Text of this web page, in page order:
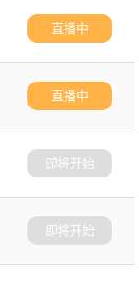
直播中
直播中
即将开始
即将开始